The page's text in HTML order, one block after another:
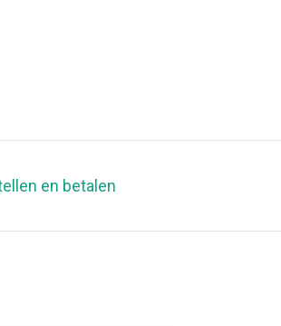
en betalen